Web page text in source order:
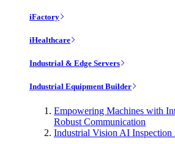
iFactory
iHealthcare
Industrial & Edge Servers
Industrial Equipment Builder
Empowering Machines with
Robust Communication
Industrial Vision AI